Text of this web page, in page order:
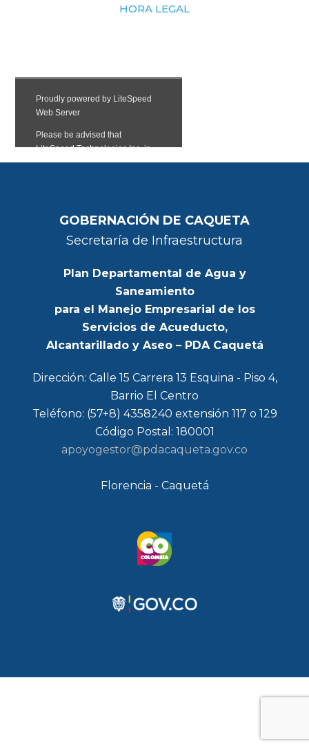
HORA LEGAL
GOBERNACIÓN DE CAQUETA
Secretaría de Infraestructura
Plan Departamental de Agua y
Saneamiento
para el Manejo Empresarial de los
Servicios de Acueducto,
Alcantarillado y Aseo – PDA Caquetá
Dirección: Calle 15 Carrera 13 Esquina - Piso 4,
Barrio El Centro
Teléfono: (57+8) 4358240 extensión 117 o 129
Código Postal: 180001
apoyogestor@pdacaqueta.gov.co
Florencia - Caquetá